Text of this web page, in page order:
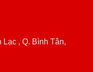
, Q. Bình Tân,